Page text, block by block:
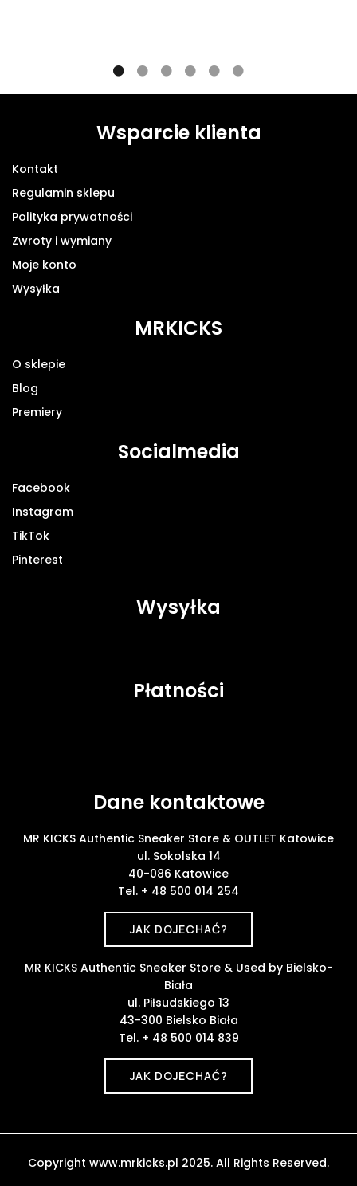
Wsparcie klienta
Kontakt
Regulamin sklepu
Polityka prywatności
Zwroty i wymiany
Moje konto
Wysyłka
MRKICKS
O sklepie
Blog
Premiery
Socialmedia
Facebook
Instagram
TikTok
Pinterest
Wysyłka
Płatności
Dane kontaktowe
MR KICKS Authentic Sneaker Store & OUTLET Katowice
ul. Sokolska 14
40-086 Katowice
Tel. + 48 500 014 254
JAK DOJECHAĆ?
MR KICKS Authentic Sneaker Store & Used by Bielsko-
Biała
ul. Piłsudskiego 13
43-300 Bielsko Biała
Tel. + 48 500 014 839
JAK DOJECHAĆ?
Copyright www.mrkicks.pl 2025. All Rights Reserved.